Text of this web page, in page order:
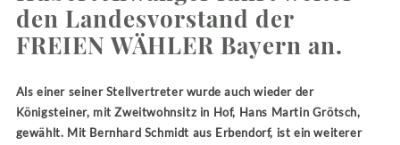
den Landesvorstand der
FREIEN WÄHLER Bayern an.
Als einer seiner Stellvertreter wurde auch wieder der
Königsteiner, mit Zweitwohnsitz in Hof, Hans Martin Grötsch,
gewählt. Mit Bernhard Schmidt aus Erbendorf, ist ein weiterer